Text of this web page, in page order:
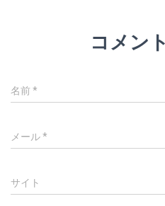
コメン
名前*
メール*
サイト